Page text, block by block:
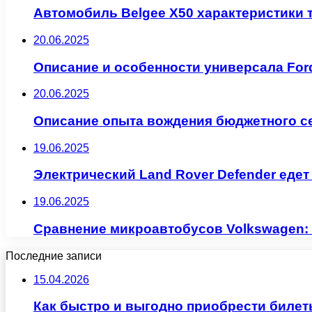
Автомобиль Belgee X50
20.06.2025
Описание и особенности универсала
20.06.2025
Описание опыта вождения бюджетного
19.06.2025
Электрический Land Rover Defender
19.06.2025
Сравнение микроавтобусов
Последние записи
15.04.2026
Как быстро и выгодно приобрести